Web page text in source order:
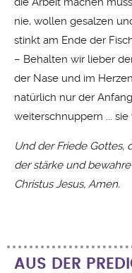
nie, wollen gesalzen
stinkt am Ende der
– Behalten wir lieber
der Nase und im
natürlich nur der
weiterschnuppern ...
Und der Friede Gottes,
der stärke und
Christus Jesus, Amen.
AUS DER